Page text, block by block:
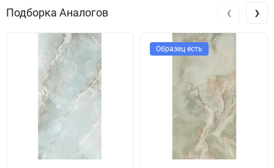
Подборка Аналогов
Образец есть
‹ ›